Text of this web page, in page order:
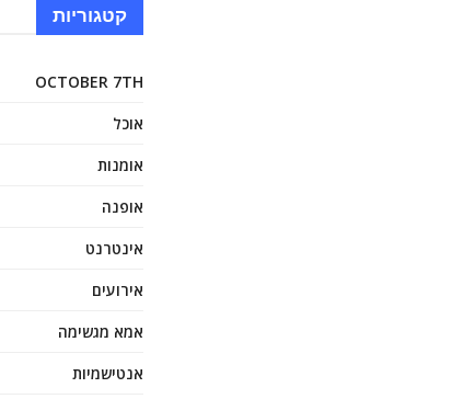
קטגוריות
OCTOBER 7TH
אוכל
אומנות
אופנה
אינטרנט
אירועים
אמא מגשימה
אנטישמיות